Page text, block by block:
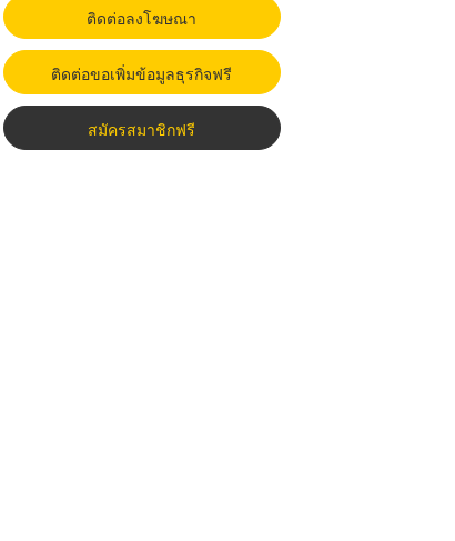
ติดต่อลงโฆษณา
ติดต่อขอเพิ่มข้อมูลธุรกิจฟรี
สมัครสมาชิกฟรี